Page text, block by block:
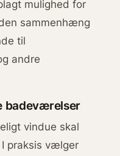
mulighed for
sammenhæng
til
andre
badeværelser
vindue skal
praksis vælger